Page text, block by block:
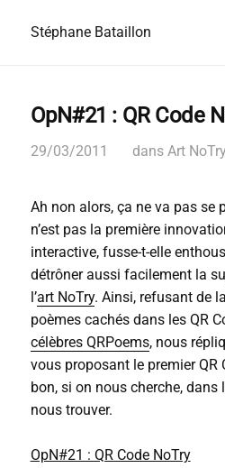
Stéphane Bataillon
OpN#21 : QR Code
29/03/2011 dans Art NoTry
Ah non alors, ça ne va pas se
n’est pas la première
interactive, fusse-t-elle
détrôner aussi facilement la
l’art NoTry. Ainsi, refusant de
poèmes cachés dans les QR
célèbres QRPoems, nous
vous proposant le premier QR
bon, si on nous cherche, dans
nous trouver.
OpN#21 : QR Code NoTry